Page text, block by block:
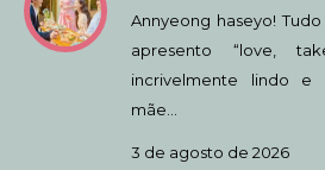
Annyeong haseyo!
apresento “love,
incrivelmente lindo e
mãe…
3 de agosto de 2026